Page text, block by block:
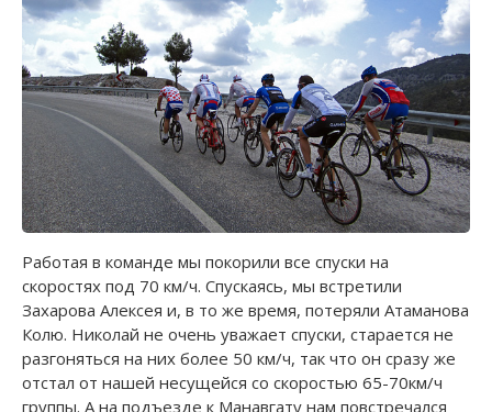
Работая в команде мы покорили все спуски на
скоростях под 70 км/ч. Спускаясь, мы встретили
Захарова Алексея и, в то же время, потеряли Атаманова
Колю. Николай не очень уважает спуски, старается не
разгоняться на них более 50 км/ч, так что он сразу же
отстал от нашей несущейся со скоростью 65-70км/ч
группы. А на подъезде к Манавгату нам повстречался